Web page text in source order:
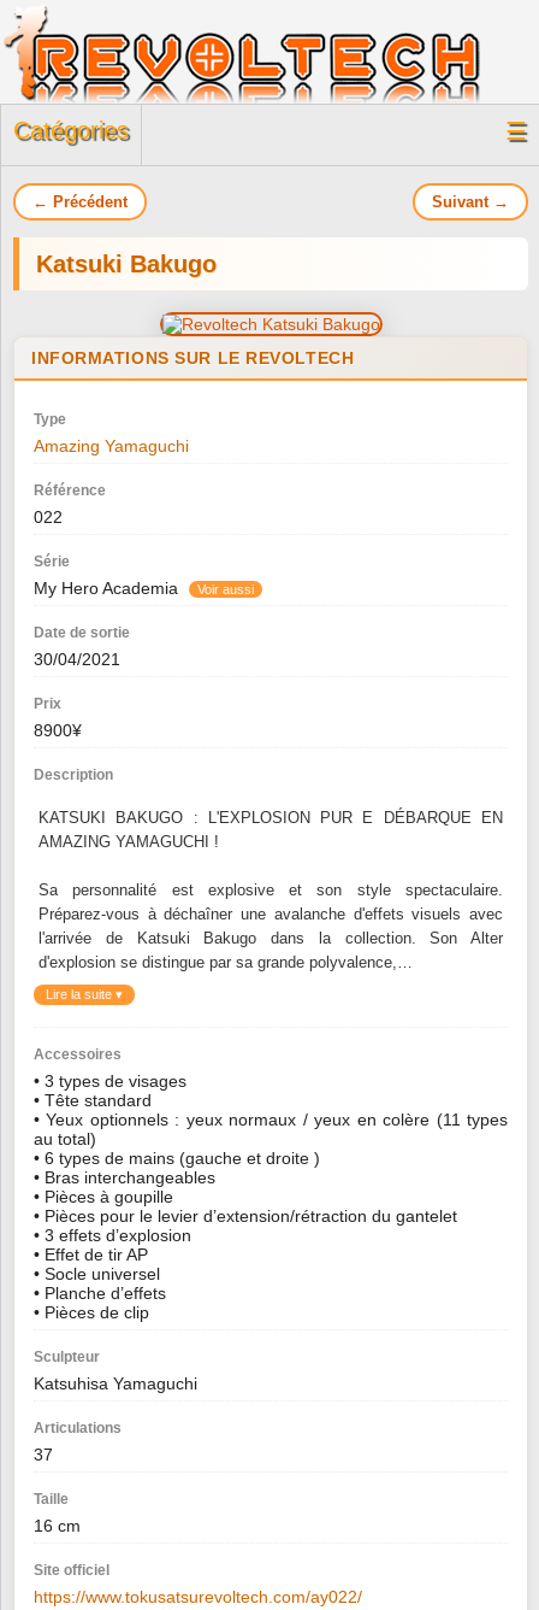
Catégories ☰
← Précédent Suivant →
Katsuki Bakugo
INFORMATIONS SUR LE REVOLTECH
Type
Amazing Yamaguchi
Référence
022
Série
My Hero Academia Voir aussi
Date de sortie
30/04/2021
Prix
8900¥
Description
KATSUKI BAKUGO : L'EXPLOSION PUR E DÉBARQUE EN
AMAZING YAMAGUCHI !
Sa personnalité est explosive et son style spectaculaire.
Préparez-vous à déchaîner une avalanche d'effets visuels avec
l'arrivée de Katsuki Bakugo dans la collection. Son Alter
d'explosion se distingue par sa grande polyvalence,…
Lire la suite ▾
Accessoires
• 3 types de visages
• Tête standard
• Yeux optionnels : yeux normaux / yeux en colère (11 types
au total)
• 6 types de mains (gauche et droite )
• Bras interchangeables
• Pièces à goupille
• Pièces pour le levier d’extension/rétraction du gantelet
• 3 effets d’explosion
• Effet de tir AP
• Socle universel
• Planche d’effets
• Pièces de clip
Sculpteur
Katsuhisa Yamaguchi
Articulations
37
Taille
16 cm
Site officiel
https://www.tokusatsurevoltech.com/ay022/